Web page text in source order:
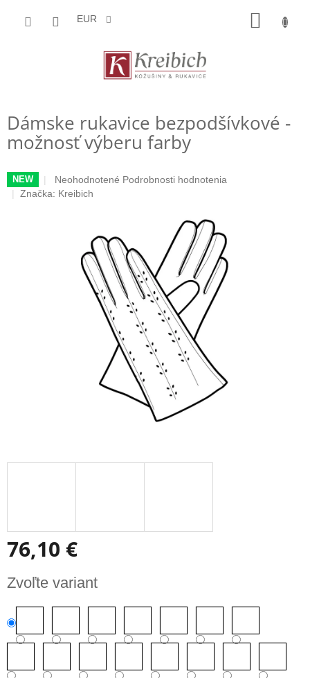
EUR
Dámske rukavice bezpodšívkové -
možnosť výberu farby
NEW
Priemerné
hodnotenie
hviezdičiek.
Neohodnotené Podrobnosti hodnotenia
Značka: Kreibich
76,10 €
cena:
Zvoľte variant